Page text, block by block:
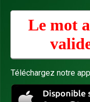
Le mot
Téléchargez notre